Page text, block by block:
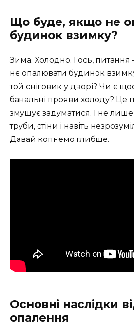
Що буде, якщо не
будинок взимку?
Зима. Холодно. І ось,
не опалювати будинок
той сніговик у дворі? Чи є
банальні прояви холоду? Це
змушує задуматися. І не лише
труби, стіни і навіть
Давай копнемо глибше.
Основні наслідки
опалення